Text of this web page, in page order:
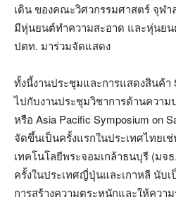
เดิน ของคณะวิศวกรรมศาสตร์ จุฬ
มีหุ่นยนต์ทำความสะอาด และหุ่นยน
ปตท. มาร่วมจัดแสดง
ทั้งนี้งานประชุมและการแสดงสินค้า
ไปกับงานประชุมวิชาการด้านควา
หรือ Asia Pacific Symposium on
จัดขึ้นเป็นครั้งแรกในประเทศไทยเ
เทคโนโลยีพระจอมเกล้าธนบุรี (มจ
ครั้งในประเทศญี่ปุ่นและเกาหลี นับ
การสร้างความตระหนักและให้ควา